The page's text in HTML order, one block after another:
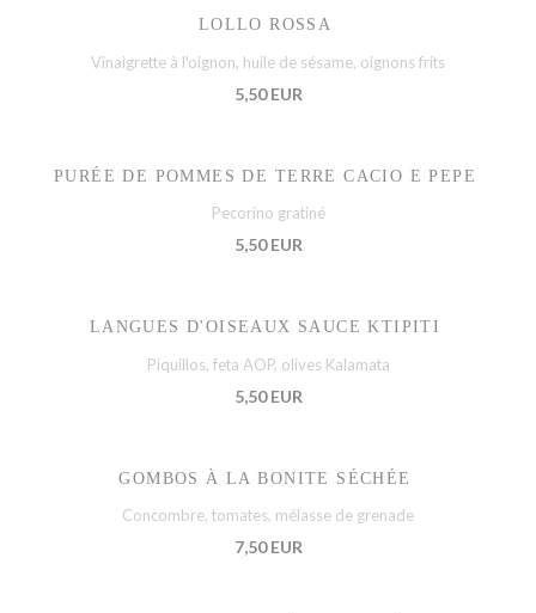
LOLLO ROSSA
Vinaigrette à l'oignon, huile de sésame, oignons frits
5,50 EUR
PURÉE DE POMMES DE TERRE CACIO E PEPE
Pecorino gratiné
5,50 EUR
LANGUES D'OISEAUX SAUCE KTIPITI
Piquillos, feta AOP, olives Kalamata
5,50 EUR
GOMBOS À LA BONITE SÉCHÉE
Concombre, tomates, mélasse de grenade
7,50 EUR